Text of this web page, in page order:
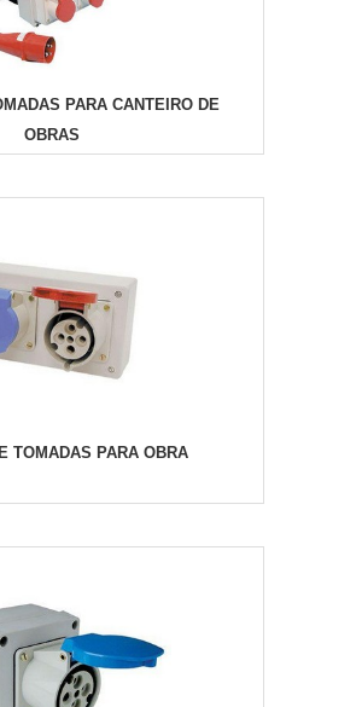
PARA CANTEIRO DE
OBRAS
TOMADAS PARA OBRA